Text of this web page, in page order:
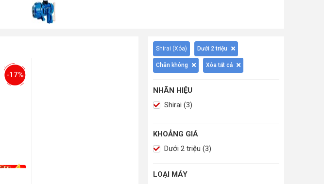
-17%
Shirai (Xóa) Dưới 2 triệu
Chân không Xóa tất cả
NHÃN HIỆU
Shirai (3)
KHOẢNG GIÁ
Dưới 2 triệu (3)
LOẠI MÁY